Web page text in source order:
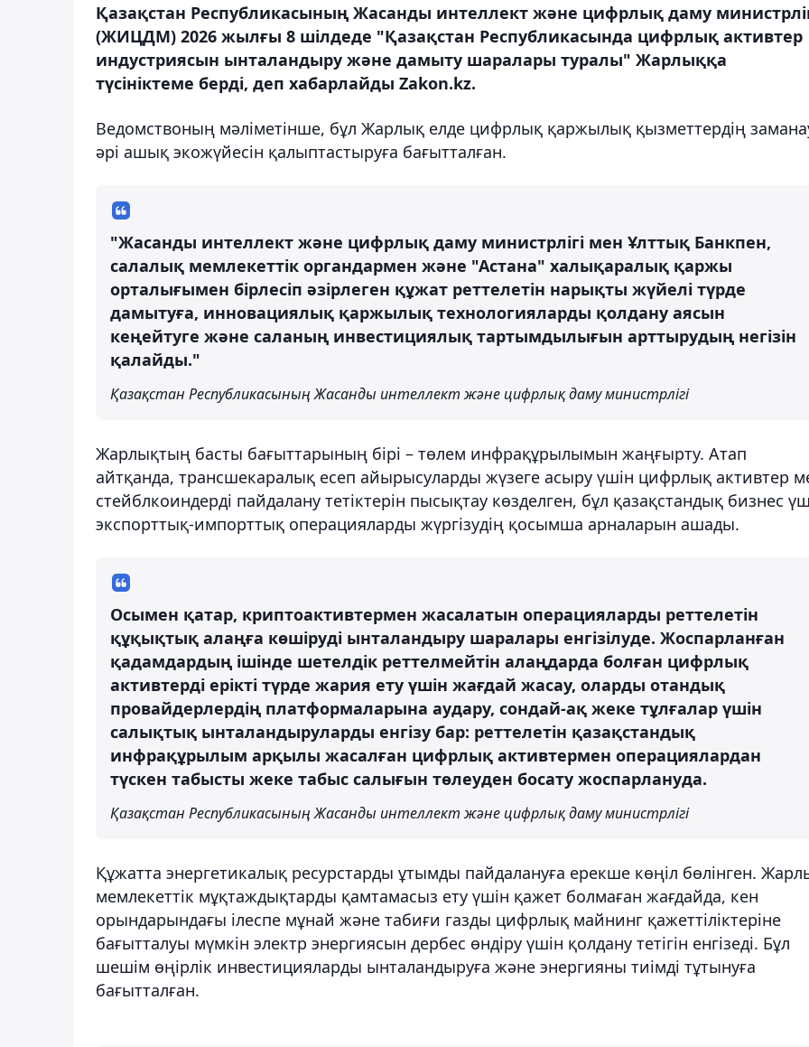
Қазақстан Республикасының Жасанды интеллект және цифрлық даму
(ЖИЦДМ) 2026 жылғы 8 шілдеде "Қазақстан Республикасында цифрлық активтер
индустриясын ынталандыру және дамыту шаралары туралы" Жарлыққа
түсініктеме берді, деп хабарлайды Zakon.kz.
Ведомствоның мәліметінше, бұл Жарлық елде цифрлық қаржылық қызметтердің
әрі ашық экожүйесін қалыптастыруға бағытталған.
"Жасанды интеллект және цифрлық даму министрлігі мен Ұлттық Банкпен,
салалық мемлекеттік органдармен және "Астана" халықаралық қаржы
орталығымен бірлесіп әзірлеген құжат реттелетін нарықты жүйелі түрде
дамытуға, инновациялық қаржылық технологияларды қолдану аясын
кеңейтуге және саланың инвестициялық тартымдылығын арттырудың негізін
қалайды."
Қазақстан Республикасының Жасанды интеллект және цифрлық даму министрлігі
Жарлықтың басты бағыттарының бірі – төлем инфрақұрылымын жаңғырту. Атап
айтқанда, трансшекаралық есеп айырысуларды жүзеге асыру үшін цифрлық активтер
стейблкоиндерді пайдалану тетіктерін пысықтау көзделген, бұл қазақстандық бизнес
экспорттық-импорттық операцияларды жүргізудің қосымша арналарын ашады.
Осымен қатар, криптоактивтермен жасалатын операцияларды реттелетін
құқықтық алаңға көшіруді ынталандыру шаралары енгізілуде. Жоспарланған
қадамдардың ішінде шетелдік реттелмейтін алаңдарда болған цифрлық
активтерді ерікті түрде жария ету үшін жағдай жасау, оларды отандық
провайдерлердің платформаларына аудару, сондай-ақ жеке тұлғалар үшін
салықтық ынталандыруларды енгізу бар: реттелетін қазақстандық
инфрақұрылым арқылы жасалған цифрлық активтермен операциялардан
түскен табысты жеке табыс салығын төлеуден босату жоспарлануда.
Қазақстан Республикасының Жасанды интеллект және цифрлық даму министрлігі
Құжатта энергетикалық ресурстарды ұтымды пайдалануға ерекше көңіл бөлінген.
мемлекеттік мұқтаждықтарды қамтамасыз ету үшін қажет болмаған жағдайда, кен
орындарындағы ілеспе мұнай және табиғи газды цифрлық майнинг қажеттіліктеріне
бағытталуы мүмкін электр энергиясын дербес өндіру үшін қолдану тетігін енгізеді. Бұл
шешім өңірлік инвестицияларды ынталандыруға және энергияны тиімді тұтынуға
бағытталған.